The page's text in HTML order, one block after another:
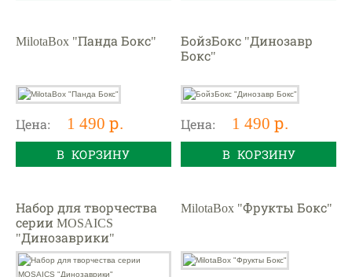
MilotaBox "Панда Бокс"
Цена: 1 490 р.
В КОРЗИНУ
БойзБокс "Динозавр
Бокс"
Цена: 1 490 р.
В КОРЗИНУ
Набор для творчества
серии MOSAICS
"Динозаврики"
MilotaBox "Фрукты Бокс"